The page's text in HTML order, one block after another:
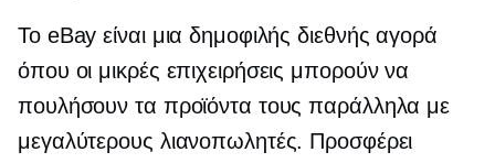
Το eBay είναι μια δημοφιλής διεθνής αγορά
όπου οι μικρές επιχειρήσεις μπορούν να
πουλήσουν τα προϊόντα τους παράλληλα με
μεγαλύτερους λιανοπωλητές. Προσφέρει